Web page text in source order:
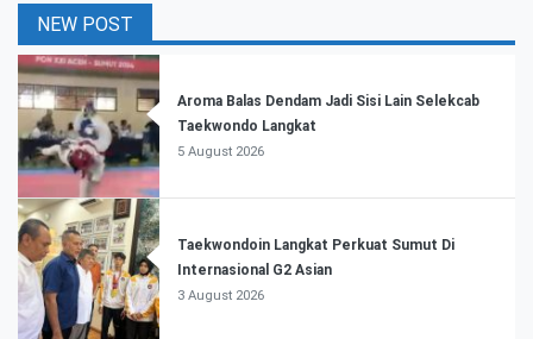
NEW POST
Aroma Balas Dendam Jadi Sisi Lain Selekcab
Taekwondo Langkat
5 August 2026
Taekwondoin Langkat Perkuat Sumut Di
Internasional G2 Asian
3 August 2026